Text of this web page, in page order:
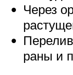
Через
раны и